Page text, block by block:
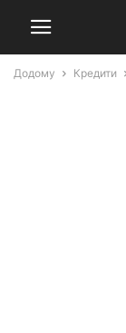
Додому Кредити